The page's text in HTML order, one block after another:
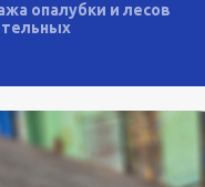
опалубки и лесов